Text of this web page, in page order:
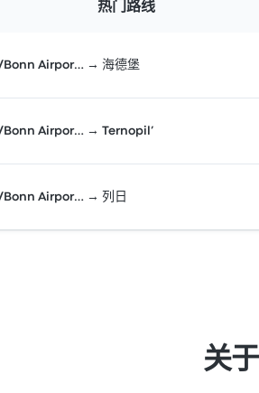
热门路线
Airpor… → 海德堡
Airpor… → Ternopil’
Airpor… → 列日
关